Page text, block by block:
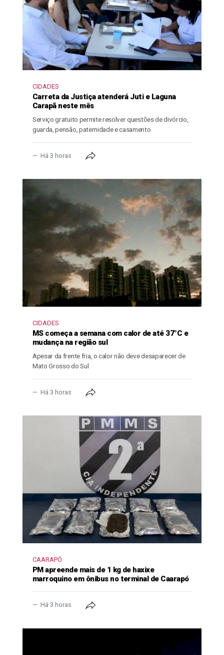
CIDADES
Carreta da Justiça atenderá Juti e Laguna
Carapã neste mês
Serviço gratuito permite resolver questões de divórcio,
guarda, pensão, paternidade e casamento
Há 3 horas
CIDADES
MS começa a semana com calor de até 37°C e
mudança na região sul
Apesar da frente fria, o calor não deve desaparecer de
Mato Grosso do Sul
Há 3 horas
CAARAPÓ
PM apreende mais de 1 kg de haxixe
marroquino em ônibus no terminal de Caarapó
Há 3 horas